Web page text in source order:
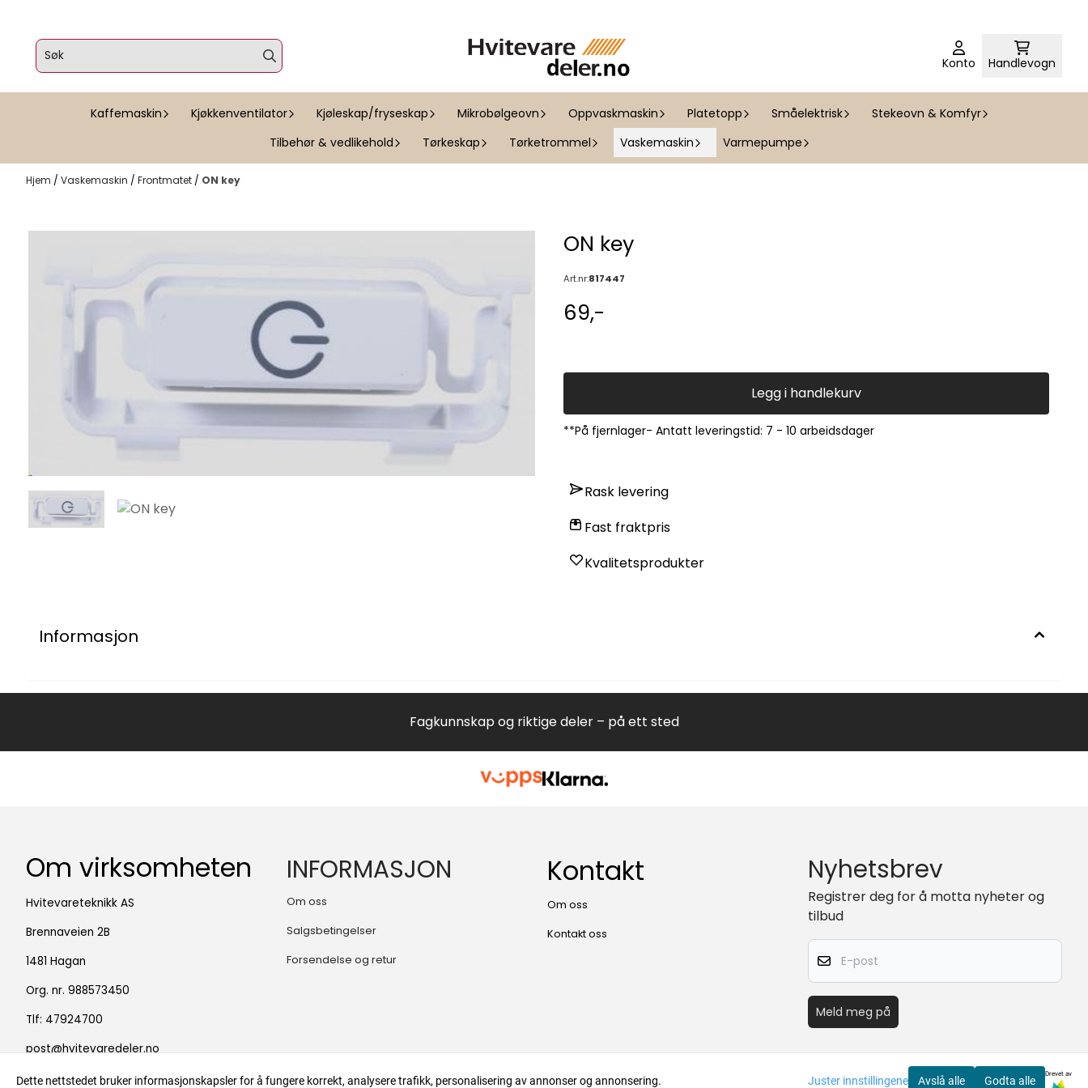
Konto Handlevogn
Kaffemaskin Kjøkkenventilator Kjøleskap/fryseskap Mikrobølgeovn Oppvaskmaskin Platetopp Småelektrisk
Stekeovn & Komfyr
Tilbehør & vedlikehold
Tørkeskap Tørketrommel Vaskemaskin Varmepumpe
Hjem / Vaskemaskin / Frontmatet / ON key
ON key
Art.nr:817447
69,-
Legg i handlekurv
**På fjernlager- Antatt leveringstid: 7 - 10 arbeidsdager
Rask levering
Fast fraktpris
Kvalitetsprodukter
Informasjon
Fagkunnskap og riktige deler – på ett sted
Om virksomheten
Hvitevareteknikk AS
Brennaveien 2B
1481 Hagan
Org. nr. 988573450
Tlf: 47924700
post@hvitevaredeler.no
INFORMASJON
Om oss
Salgsbetingelser
Forsendelse og retur
Kontakt
Om oss
Kontakt oss
Nyhetsbrev
Registrer deg for å motta nyheter og
tilbud
E-post
Meld meg på
Dette nettstedet bruker informasjonskapsler for å fungere korrekt, analysere trafikk, personalisering av annonser og annonsering. Juster innstillingene Avslå alle Godta alle
Drevet av